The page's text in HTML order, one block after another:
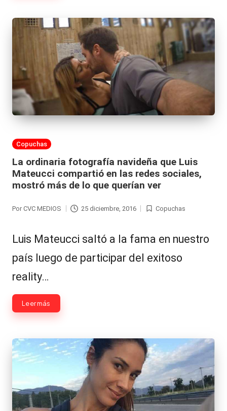
Publicada
Copuchas
La ordinaria fotografía navideña que Luis
Mateucci compartió en las redes sociales,
mostró más de lo que querían ver
Por CVC MEDIOS 25 diciembre, 2016
Publicada
Copuchas
Luis Mateucci saltó a la fama en nuestro
país luego de participar del exitoso
reality…
Leer más